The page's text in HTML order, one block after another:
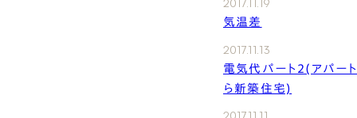
2017.11.19
気温差
2017.11.13
電気代パート2(アパー
ら新築住宅)
2017.11.11